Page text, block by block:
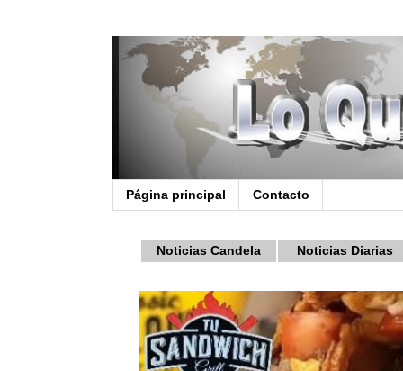
Página principal Contacto
Noticias Candela Noticias Diarias